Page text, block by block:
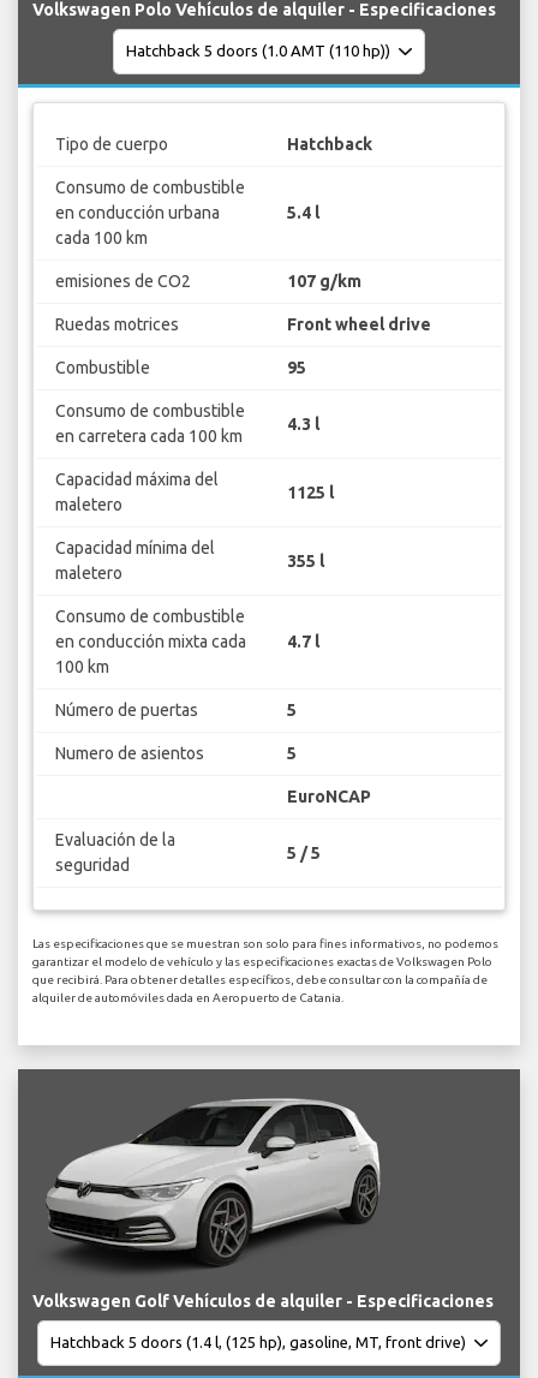
Volkswagen Polo Vehículos de alquiler - Especificaciones
Tipo de cuerpo Hatchback
Consumo de combustible
en conducción urbana
cada 100 km
5.4 l
emisiones de CO2 107 g/km
Ruedas motrices Front wheel drive
Combustible 95
Consumo de combustible
en carretera cada 100 km
4.3 l
Capacidad máxima del
maletero
1125 l
Capacidad mínima del
maletero
355 l
Consumo de combustible
en conducción mixta cada
100 km
4.7 l
Número de puertas 5
Numero de asientos 5
EuroNCAP
Evaluación de la
seguridad
5 / 5
Las especificaciones que se muestran son solo para fines informativos, no podemos
garantizar el modelo de vehículo y las especificaciones exactas de Volkswagen Polo
que recibirá. Para obtener detalles específicos, debe consultar con la compañía de
alquiler de automóviles dada en Aeropuerto de Catania.
Volkswagen Golf Vehículos de alquiler - Especificaciones